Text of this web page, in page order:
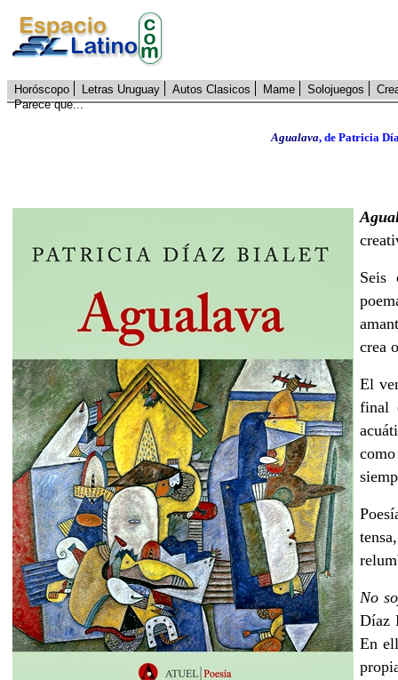
Horóscopo Letras Uruguay Autos Clasicos Mame Solojuegos
Parece que...
Agualava, de Patricia
Seis
crea
El
final
No
Díaz
En